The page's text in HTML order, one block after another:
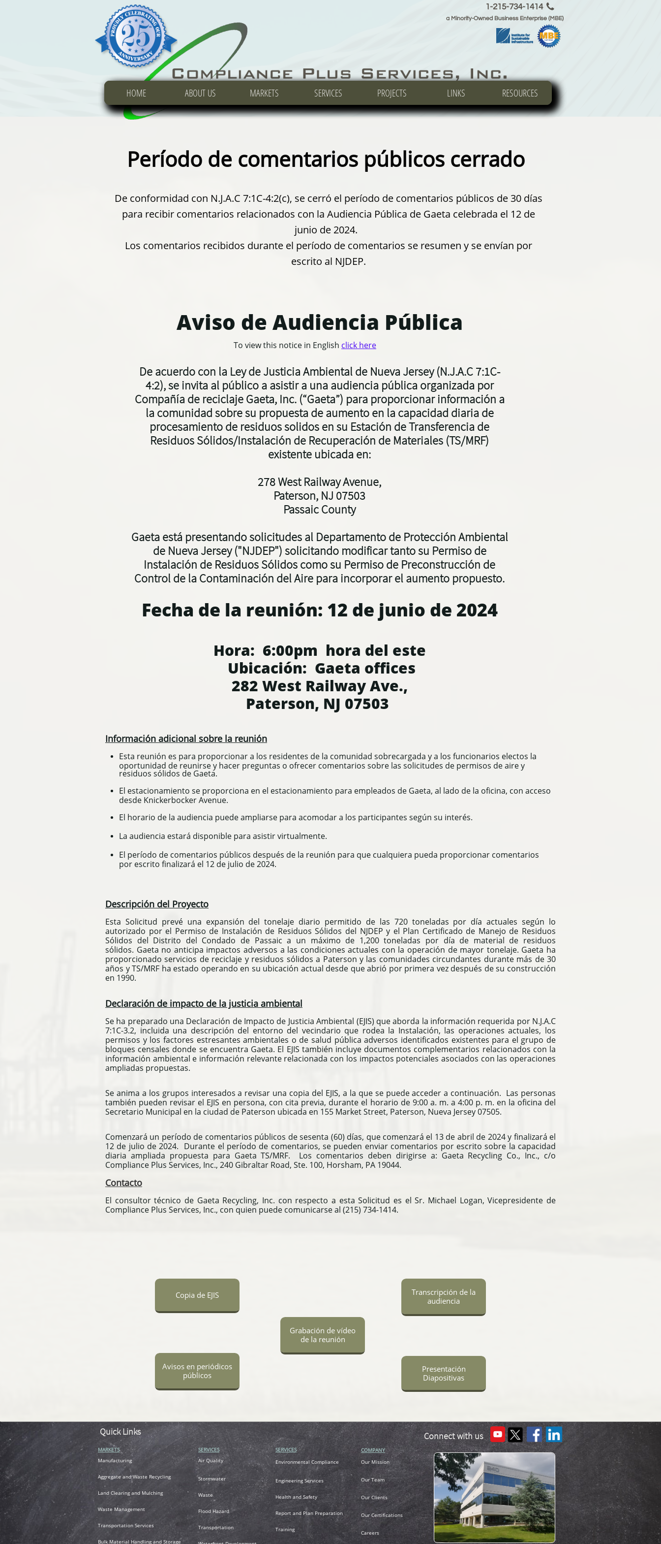
HOME ABOUT US MARKETS SERVICES PROJECTS LINKS RESOURCES
HOME ABOUT US MARKETS SERVICES PROJECTS LINKS RESOURCES
HOME ABOUT US MARKETS SERVICES PROJECTS LINKS RESOURCES
1-215-734-1414
a Minority-Owned Business Enterprise (MBE)

De conformidad con N.J.A.C 7:1C-4:2(c), se cerró el período de comentarios públicos de 30 días
para recibir comentarios relacionados con la Audiencia Pública de Gaeta celebrada el 12 de
junio de 2024.
Los comentarios recibidos durante el período de comentarios se resumen y se envían por
escrito al NJDEP.
Período de comentarios públicos cerrado
Transcripción de la
audiencia
Información adicional sobre la reunión
Esta reunión es para proporcionar a los residentes de la comunidad sobrecargada y a los funcionarios electos la
oportunidad de reunirse y hacer preguntas o ofrecer comentarios sobre las solicitudes de permisos de aire y
residuos sólidos de Gaeta.
El estacionamiento se proporciona en el estacionamiento para empleados de Gaeta, al lado de la oficina, con acceso
desde Knickerbocker Avenue.
El horario de la audiencia puede ampliarse para acomodar a los participantes según su interés.
La audiencia estará disponible para asistir virtualmente.
El período de comentarios públicos después de la reunión para que cualquiera pueda proporcionar comentarios
por escrito finalizará el 12 de julio de 2024.
Descripción del Proyecto
Esta Solicitud prevé una expansión del tonelaje diario permitido de las 720 toneladas por día actuales según lo
autorizado por el Permiso de Instalación de Residuos Sólidos del NJDEP y el Plan Certificado de Manejo de Residuos
Sólidos del Distrito del Condado de Passaic a un máximo de 1,200 toneladas por día de material de residuos
sólidos. Gaeta no anticipa impactos adversos a las condiciones actuales con la operación de mayor tonelaje. Gaeta ha
proporcionado servicios de reciclaje y residuos sólidos a Paterson y las comunidades circundantes durante más de 30
años y TS/MRF ha estado operando en su ubicación actual desde que abrió por primera vez después de su construcción
en 1990.
Declaración de impacto de la justicia ambiental
Se ha preparado una Declaración de Impacto de Justicia Ambiental (EJIS) que aborda la información requerida por N.J.A.C
7:1C-3.2, incluida una descripción del entorno del vecindario que rodea la Instalación, las operaciones actuales, los
permisos y los factores estresantes ambientales o de salud pública adversos identificados existentes para el grupo de
bloques censales donde se encuentra Gaeta. El EJIS también incluye documentos complementarios relacionados con la
información ambiental e información relevante relacionada con los impactos potenciales asociados con las operaciones
ampliadas propuestas.
Se anima a los grupos interesados a revisar una copia del EJIS, a la que se puede acceder a continuación. Las personas
también pueden revisar el EJIS en persona, con cita previa, durante el horario de 9:00 a. m. a 4:00 p. m. en la oficina del
Secretario Municipal en la ciudad de Paterson ubicada en 155 Market Street, Paterson, Nueva Jersey 07505.
Comenzará un período de comentarios públicos de sesenta (60) días, que comenzará el 13 de abril de 2024 y finalizará el
12 de julio de 2024. Durante el período de comentarios, se pueden enviar comentarios por escrito sobre la capacidad
diaria ampliada propuesta para Gaeta TS/MRF. Los comentarios deben dirigirse a: Gaeta Recycling Co., Inc., c/o
Compliance Plus Services, Inc., 240 Gibraltar Road, Ste. 100, Horsham, PA 19044.
Contacto
El consultor técnico de Gaeta Recycling, Inc. con respecto a esta Solicitud es el Sr. Michael Logan, Vicepresidente de
Compliance Plus Services, Inc., con quien puede comunicarse al (215) 734-1414.
Copia de EJIS
Aviso de Audiencia Pública
De acuerdo con la Ley de Justicia Ambiental de Nueva Jersey (N.J.A.C 7:1C-
4:2), se invita al público a asistir a una audiencia pública organizada por
Compañía de reciclaje Gaeta, Inc. (“Gaeta”) para proporcionar información a
la comunidad sobre su propuesta de aumento en la capacidad diaria de
procesamiento de residuos solidos en su Estación de Transferencia de
Residuos Sólidos/Instalación de Recuperación de Materiales (TS/MRF)
existente ubicada en:
278 West Railway Avenue,
Paterson, NJ 07503
Passaic County
Gaeta está presentando solicitudes al Departamento de Protección Ambiental
de Nueva Jersey ("NJDEP") solicitando modificar tanto su Permiso de
Instalación de Residuos Sólidos como su Permiso de Preconstrucción de
Control de la Contaminación del Aire para incorporar el aumento propuesto.
Fecha de la reunión: 12 de junio de 2024
Hora: 6:00pm hora del este
Ubicación: Gaeta offices
282 West Railway Ave.,
Paterson, NJ 07503
Avisos en periódicos
públicos
Presentación
Diapositivas
To view this notice in English click here
Grabación de vídeo
de la reunión
Quick Links
SERVICES
Environmental Compliance
Engineering Services
Health and Safety
Report and Plan Preparation
Training
Connect with us
COMPANY
Our Mission
Our Team
Our Clients
Our Certifications
Careers
MARKETS
Manufacturing
Aggregate and Waste Recycling
Land Clearing and Mulching
Waste Management
Transportation Services
Bulk Material Handling and Storage
SERVICES
Air Quality
Stormwater
Waste
Flood Hazard
Transportation